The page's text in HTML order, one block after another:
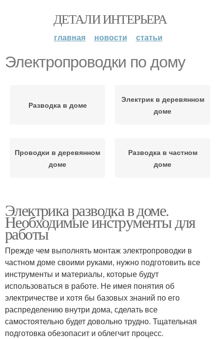
ДЕТАЛИ ИНТЕРЬЕРА
главная новости статьи
Электропроводки по дому
Разводка в доме
Электрик в деревянном
доме
Проводки в деревянном
доме
Разводка в частном
доме
Электрика разводка в доме.
Необходимые инструменты для
работы
Прежде чем выполнять монтаж электропроводки в
частном доме своими руками, нужно подготовить все
инструменты и материалы, которые будут
использоваться в работе. Не имея понятия об
электричестве и хотя бы базовых знаний по его
распределению внутри дома, сделать все
самостоятельно будет довольно трудно. Тщательная
подготовка обезопасит и облегчит процесс.